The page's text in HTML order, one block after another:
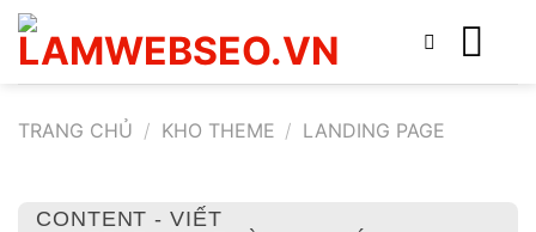
Bỏ
qua
TRANG CHỦ / KHO THEME / LANDING PAGE
CONTENT - VIẾT